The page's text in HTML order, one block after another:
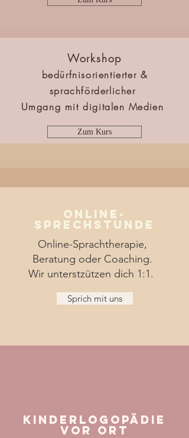
Workshop
bedürfnisorientierter &
sprachförderlicher
Umgang mit digitalenMedien
Zum Kurs
Online-
Sprechstunde
Online-Sprachtherapie,
Beratung oder Coaching.
Wir unterstzützen dich 1:1.
Sprich mit uns
Kinderlogopädie
vor Ort